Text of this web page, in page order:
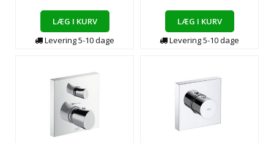
LÆG I KURV
Levering5-10dage
LÆG I KURV
Levering5-10dage